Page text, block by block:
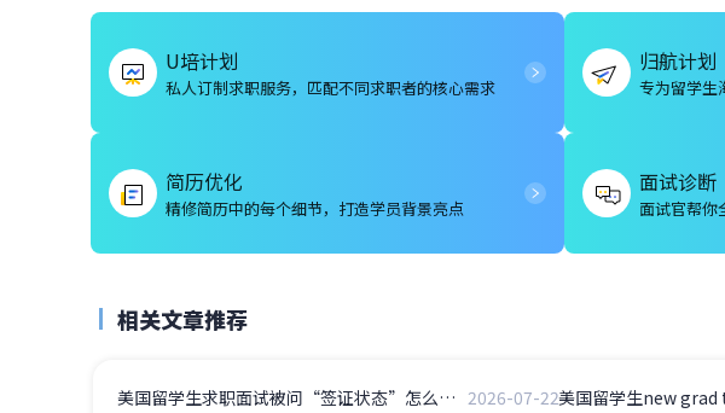
U培计划
私人订制求职服务，匹配不同求职者的核心需求
归航计划
专为留学生
简历优化
精修简历中的每个细节，打造学员背景亮点
面试诊断
面试官帮你
相关文章推荐
美国留学生求职面试被问“签证状态”怎么办？F-1学生的5个高频问题应答 2026-07-22美国留学生new grad